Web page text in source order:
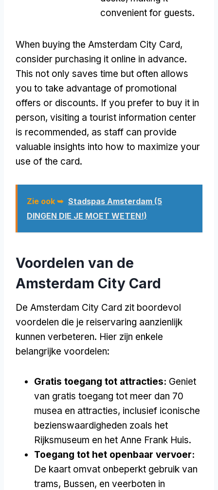
convenient for guests.
When buying the Amsterdam City Card,
consider purchasing it online in advance.
This not only saves time but often allows
you to take advantage of promotional
offers or discounts. If you prefer to buy it in
person, visiting a tourist information center
is recommended, as staff can provide
valuable insights into how to maximize your
use of the card.
Zie ook ➥ Stadspas Amsterdam (5
DINGEN DIE JE MOET WETEN!)
Voordelen van de
Amsterdam City Card
De Amsterdam City Card zit boordevol
voordelen die je reiservaring aanzienlijk
kunnen verbeteren. Hier zijn enkele
belangrijke voordelen:
Gratis toegang tot attracties: Geniet
van gratis toegang tot meer dan 70
musea en attracties, inclusief iconische
bezienswaardigheden zoals het
Rijksmuseum en het Anne Frank Huis.
Toegang tot het openbaar vervoer:
De kaart omvat onbeperkt gebruik van
trams, Bussen, en veerboten in